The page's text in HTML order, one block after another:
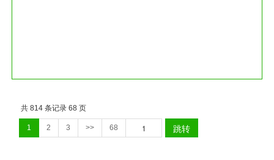
共 814 条记录 68 页
1 2 3 >> 68 跳转